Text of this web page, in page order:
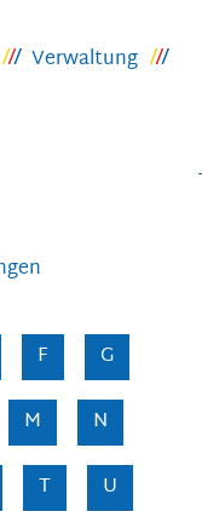
Verwaltung
F
G
M
N
T
U